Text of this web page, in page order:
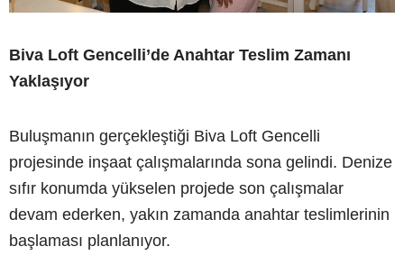
Biva Loft Gencelli’de Anahtar Teslim Zamanı
Yaklaşıyor
Buluşmanın gerçekleştiği Biva Loft Gencelli
projesinde inşaat çalışmalarında sona gelindi. Denize
sıfır konumda yükselen projede son çalışmalar
devam ederken, yakın zamanda anahtar teslimlerinin
başlaması planlanıyor.